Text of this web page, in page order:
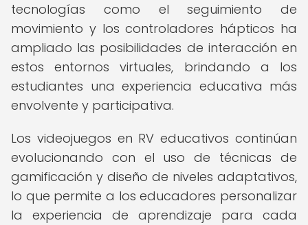
tecnologías como el seguimiento de
movimiento y los controladores hápticos ha
ampliado las posibilidades de interacción en
estos entornos virtuales, brindando a los
estudiantes una experiencia educativa más
envolvente y participativa.
Los videojuegos en RV educativos continúan
evolucionando con el uso de técnicas de
gamificación y diseño de niveles adaptativos,
lo que permite a los educadores personalizar
la experiencia de aprendizaje para cada